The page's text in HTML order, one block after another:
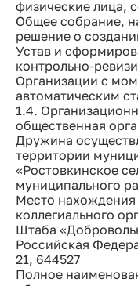
физические лица,
Общее собрание,
решение о
Устав и
контрольно-
Организации с
автоматическим
1.4.
общественная
Дружина
территории
«Ростовкинское
муниципального
Место
коллегиального
Штаба
Российская
21, 644527
Полное